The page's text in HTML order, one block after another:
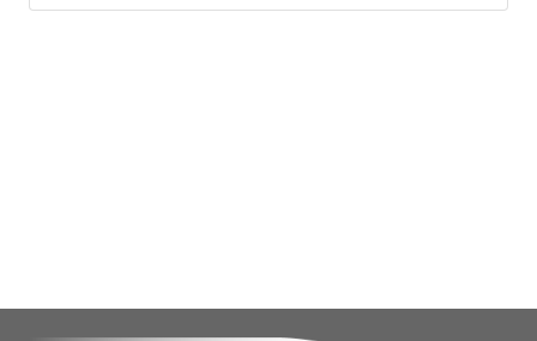
Este programa no solo abarca el rendimiento